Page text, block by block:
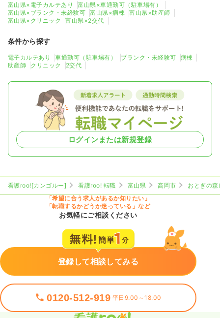
富山県×電子カルテあり
富山県×車通勤可（駐車場有）
富山県×ブランク・未経験可
富山県×病棟
富山県×助産師
富山県×クリニック
富山県×2交代
条件から探す
電子カルテあり 車通勤可（駐車場有） ブランク・未経験可
病棟
助産師
クリニック 2交代
ログインまたは新規登録
看護roo![カンゴルー] 看護roo! 転職 富山県 高岡市
おとぎの
「希望に合う求人があるか知りたい」
「転職するかどうか迷っている」など
お気軽にご相談ください
登録して相談してみる
0120-512-919 平日9:00～18:00